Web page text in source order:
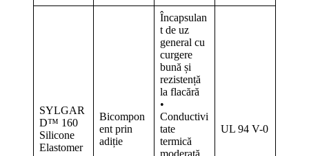
SYLGAR
D™ 160
Silicone
Elastomer
Bicompon
ent prin
adiție
Încapsulan
t de uz
general cu
curgere
bună și
rezistență
la flacără
•
Conductivi
tate
termică
moderată
UL 94 V-0